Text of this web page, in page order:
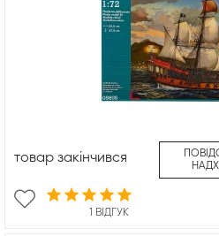
1 ВІДГУК
товар закінчився